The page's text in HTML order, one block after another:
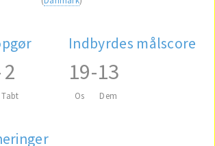
2
Tabt
Indbyrdes målscore
19
Os
-13
Dem